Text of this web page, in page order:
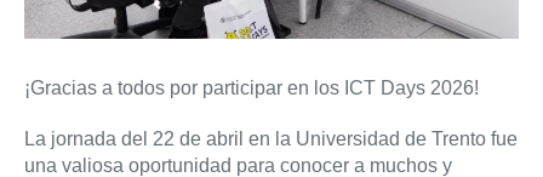
¡Gracias a todos por participar en los ICT Days 2026!
La jornada del 22 de abril en la Universidad de Trento fue
una valiosa oportunidad para conocer a muchos y